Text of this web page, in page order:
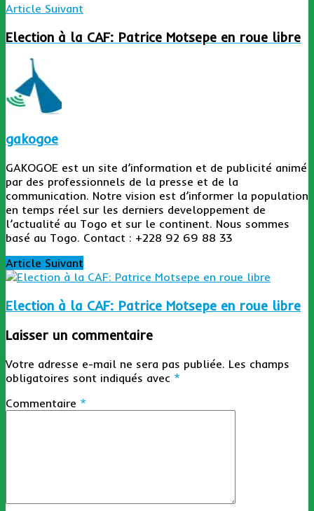
Article Suivant
Election à la CAF: Patrice Motsepe en roue libre
gakogoe
GAKOGOE est un site d’information et de publicité animé
par des professionnels de la presse et de la
communication. Notre vision est d’informer la population
en temps réel sur les derniers developpement de
l’actualité au Togo et sur le continent. Nous sommes
basé au Togo. Contact : +228 92 69 88 33
Article Suivant
Election à la CAF: Patrice Motsepe en roue libre
Laisser un commentaire
Votre adresse e-mail ne sera pas publiée. Les champs
obligatoires sont indiqués avec *
Commentaire *